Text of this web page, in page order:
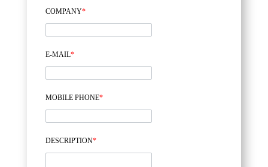
COMPANY*
E-MAIL*
MOBILE PHONE*
DESCRIPTION*